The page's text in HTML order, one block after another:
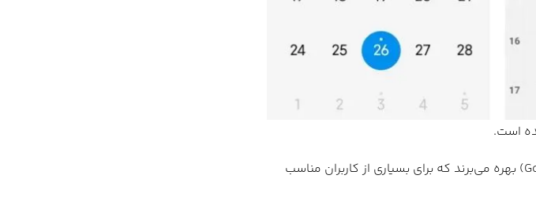
بسیاری از گوشی‌های هوشمند اندرویدی به‌صورت پیش‌فرض از برنامه تقویم گوگل (Google Calendar) بهره می‌برند که برای بسیاری از کاربران مناسب